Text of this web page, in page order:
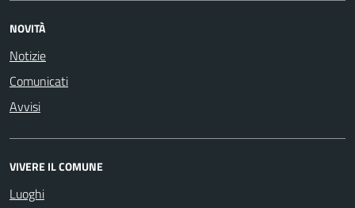
NOVITÀ
Notizie
Comunicati
Avvisi
VIVERE IL COMUNE
Luoghi